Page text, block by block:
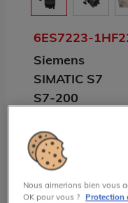
6ES7223-
Siemens
SIMATIC S7
S7-200
6ES7223-
Simatic S7
225.00 € HT
Nous aimerions bien vous
OK pour vous ? Protection